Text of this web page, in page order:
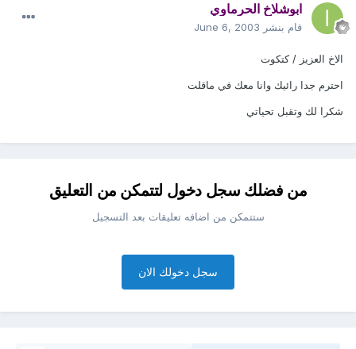
ابوشلاخ الحرماوي
قام بنشر June 6, 2003
الاخ العزيز / كتكوت
احترم جدا رائيك وانا معك في ماقلت
شكرا لك وتقبل تحياتي
من فضلك سجل دخول لتتمكن من التعليق
ستتمكن من اضافه تعليقات بعد التسجيل
سجل دخولك الان